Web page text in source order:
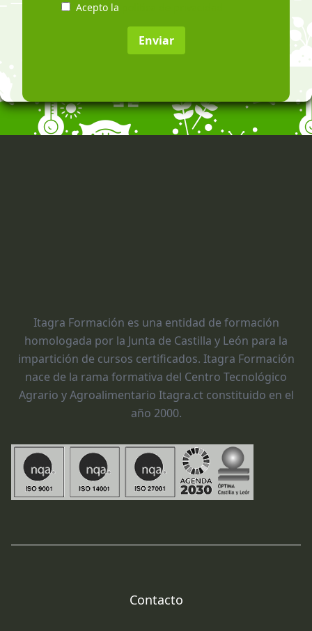
Acepto la
Enviar
Itagra Formación es una entidad de formación
homologada por la Junta de Castilla y León para la
impartición de cursos certificados. Itagra Formación
nace de la rama formativa del Centro Tecnológico
Agrario y Agroalimentario Itagra.ct constituido en el
año 2000.
Contacto